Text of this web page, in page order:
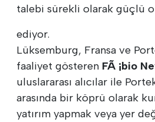
talebi sürekli olarak güçlü
ediyor.
Lüksemburg, Fransa ve
faaliyet gösteren FÃ ¡bio
uluslararası alıcılar ile
arasında bir köprü olarak
yatırım yapmak veya yer